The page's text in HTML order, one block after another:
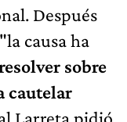
Después
causa ha
sobre
cautelar
Larreta pidió